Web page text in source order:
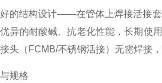
的结构设计——在管体上焊接活接
异的耐酸碱、抗老化性能，长期使
头（FCMB/不锈钢活接）无需焊接
规格